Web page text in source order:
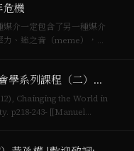
危機
介一定包含了另一種媒介
、迷之音（meme），都
…
INS國際講座 17# | 網絡社會學系列課程（二）：認同的力量
Chainging the World in
p218-243- [[Manuel